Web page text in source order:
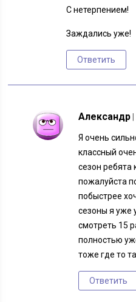
С нетерпением!
Заждались уже!
Ответить
Александр
Я очень
классный
сезон ребята
пожалуйста
побыстрее
сезоны я уже
смотреть 15
полностью
тоже где то
Ответить